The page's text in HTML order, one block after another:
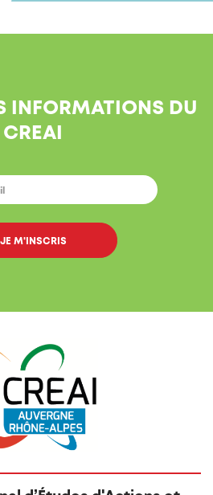
INFORMATIONS DU
CREAI